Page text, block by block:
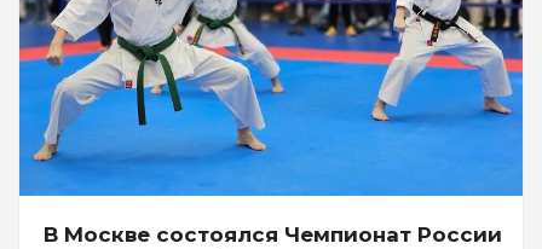
В Москве состоялся Чемпионат России